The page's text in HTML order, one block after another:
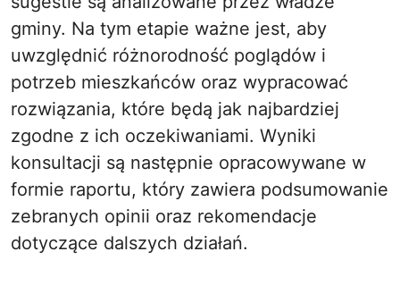
gminy. Na tym etapie ważne jest, aby
uwzględnić różnorodność poglądów i
potrzeb mieszkańców oraz wypracować
rozwiązania, które będą jak najbardziej
zgodne z ich oczekiwaniami. Wyniki
konsultacji są następnie opracowywane w
formie raportu, który zawiera podsumowanie
zebranych opinii oraz rekomendacje
dotyczące dalszych działań.